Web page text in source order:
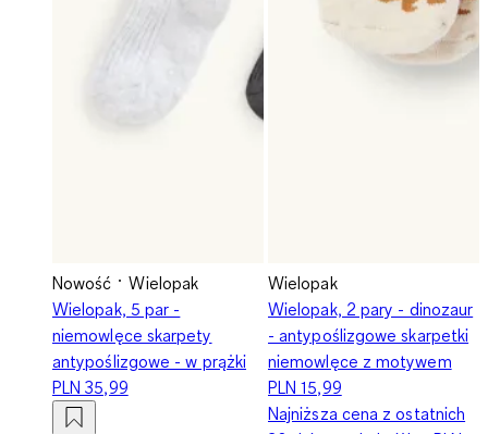
Nowość
Wielopak
Wielopak, 5 par -
niemowlęce skarpety
antypoślizgowe - w prążki
PLN 35,99
Wielopak
Wielopak, 2 pary - dinozaur
- antypoślizgowe skarpetki
niemowlęce z motywem
PLN 15,99
Najniższa cena z ostatnich